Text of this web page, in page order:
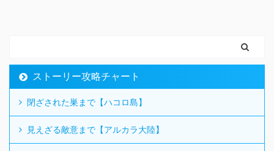
ストーリー攻略チャート
閉ざされた巣まで【ハコロ島】
見えざる敵意まで【アルカラ大陸】